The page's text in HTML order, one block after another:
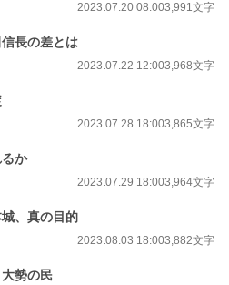
2023.07.20 08:003,991文字
長の差とは
2023.07.22 12:003,968文字
2023.07.28 18:003,865文字
か
2023.07.29 18:003,964文字
、真の目的
2023.08.03 18:003,882文字
勢の民